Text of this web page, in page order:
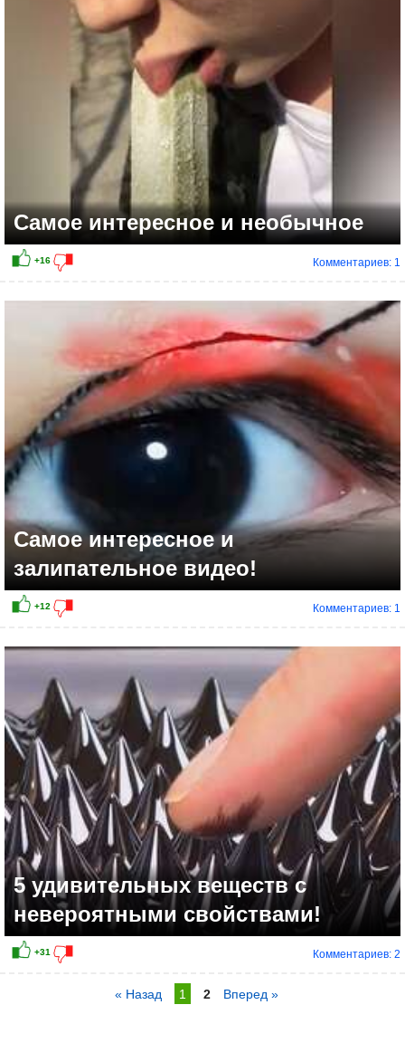
+5
Самое интересное и необычное
Комментариев: 1
Самое интересное и
залипательное видео!
Комментариев: 1
5 удивительных веществ с
невероятными свойствами!
Комментариев: 2
« Назад 1 2 Вперед »